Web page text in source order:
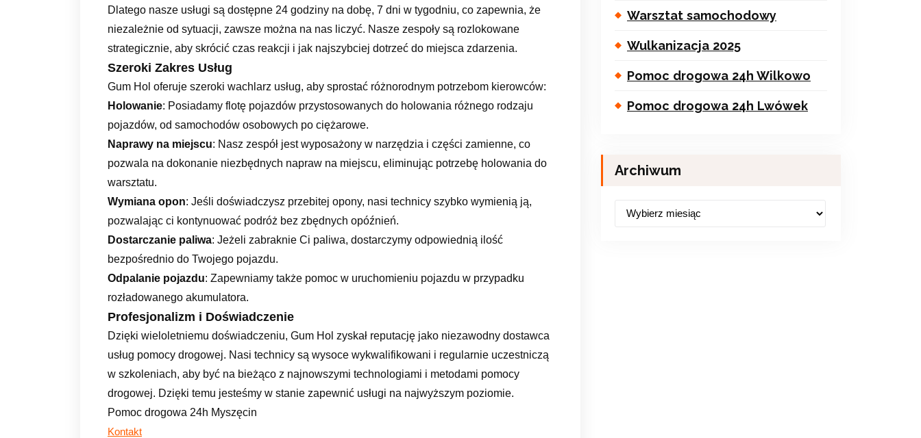
Dlatego nasze usługi są dostępne 24 godziny na dobę, 7 dni w tygodniu, co zapewnia, że
niezależnie od sytuacji, zawsze można na nas liczyć. Nasze zespoły są rozlokowane
strategicznie, aby skrócić czas reakcji i jak najszybciej dotrzeć do miejsca zdarzenia.
Szeroki Zakres Usług
Gum Hol oferuje szeroki wachlarz usług, aby sprostać różnorodnym potrzebom kierowców:
Holowanie: Posiadamy flotę pojazdów przystosowanych do holowania różnego rodzaju
pojazdów, od samochodów osobowych po ciężarowe.
Naprawy na miejscu: Nasz zespół jest wyposażony w narzędzia i części zamienne, co
pozwala na dokonanie niezbędnych napraw na miejscu, eliminując potrzebę holowania do
warsztatu.
Wymiana opon: Jeśli doświadczysz przebitej opony, nasi technicy szybko wymienią ją,
pozwalając ci kontynuować podróż bez zbędnych opóźnień.
Dostarczanie paliwa: Jeżeli zabraknie Ci paliwa, dostarczymy odpowiednią ilość
bezpośrednio do Twojego pojazdu.
Odpalanie pojazdu: Zapewniamy także pomoc w uruchomieniu pojazdu w przypadku
rozładowanego akumulatora.
Profesjonalizm i Doświadczenie
Dzięki wieloletniemu doświadczeniu, Gum Hol zyskał reputację jako niezawodny dostawca
usług pomocy drogowej. Nasi technicy są wysoce wykwalifikowani i regularnie uczestniczą
w szkoleniach, aby być na bieżąco z najnowszymi technologiami i metodami pomocy
drogowej. Dzięki temu jesteśmy w stanie zapewnić usługi na najwyższym poziomie.
Pomoc drogowa 24h Myszęcin
Kontakt
Warsztat samochodowy
Wulkanizacja 2025
Pomoc drogowa 24h Wilkowo
Pomoc drogowa 24h Lwówek
Archiwum